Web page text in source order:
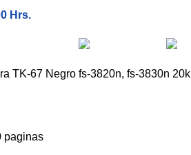
Hrs.
TK-67 Negro fs-3820n, fs-3830n 20k